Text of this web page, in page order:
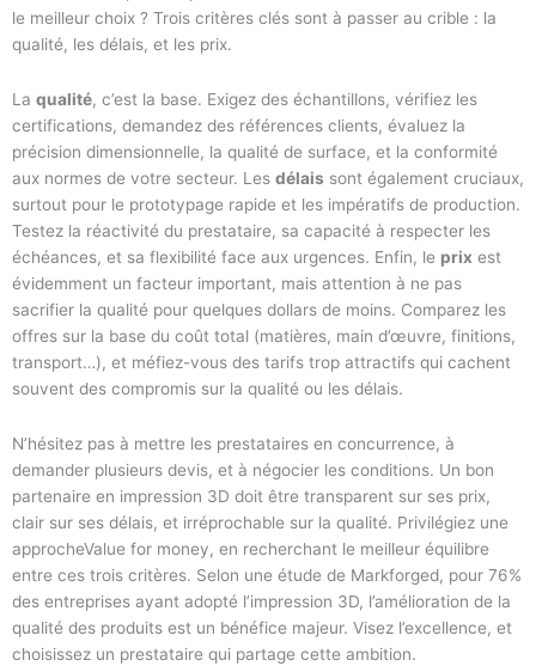
le meilleur choix ? Trois critères clés sont à passer au crible : la
qualité, les délais, et les prix.
La qualité, c’est la base. Exigez des échantillons, vérifiez les
certifications, demandez des références clients, évaluez la
précision dimensionnelle, la qualité de surface, et la conformité
aux normes de votre secteur. Les délais sont également cruciaux,
surtout pour le prototypage rapide et les impératifs de production.
Testez la réactivité du prestataire, sa capacité à respecter les
échéances, et sa flexibilité face aux urgences. Enfin, le prix est
évidemment un facteur important, mais attention à ne pas
sacrifier la qualité pour quelques dollars de moins. Comparez les
offres sur la base du coût total (matières, main d’œuvre, finitions,
transport…), et méfiez-vous des tarifs trop attractifs qui cachent
souvent des compromis sur la qualité ou les délais.
N’hésitez pas à mettre les prestataires en concurrence, à
demander plusieurs devis, et à négocier les conditions. Un bon
partenaire en impression 3D doit être transparent sur ses prix,
clair sur ses délais, et irréprochable sur la qualité. Privilégiez une
approcheValue for money, en recherchant le meilleur équilibre
entre ces trois critères. Selon une étude de Markforged, pour 76%
des entreprises ayant adopté l’impression 3D, l’amélioration de la
qualité des produits est un bénéfice majeur. Visez l’excellence, et
choisissez un prestataire qui partage cette ambition.